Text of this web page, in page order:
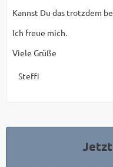
Kannst Du das trotzdem
Ich freue mich.
Viele Grüße
Steffi